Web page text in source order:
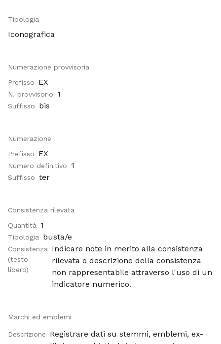
Tipologia
Iconografica
Numerazione provvisoria
Prefisso
EX
N. provvisorio 1
Suffisso bis
Numerazione
Prefisso
EX
Numero definitivo 1
Suffisso ter
Consistenza rilevata
Quantità
1
Tipologia busta/e
Consistenza
(testo
libero)
Indicare note in merito alla consistenza
rilevata o descrizione della consistenza
non rappresentabile attraverso l'uso di un
indicatore numerico.
Marchi ed emblemi
Descrizione
Registrare dati su stemmi, emblemi, ex-